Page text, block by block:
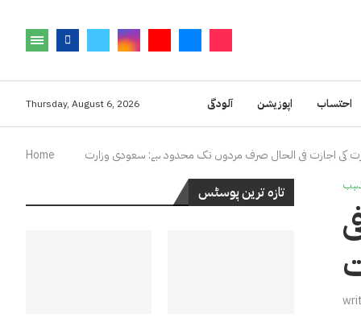
Thursday, August 6, 2026 آلودگی اپوزیشن احتساب
Home کی اجازت فی الحال صرف مردوں تک محدود ہے: سعودی وزارت
تازہ ترین پوسٹس